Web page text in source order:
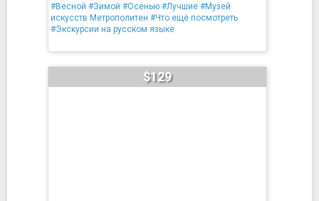
#Весной #Зимой #Осенью #Лучшие #Музей
искусств Метрополитен #Что ещё посмотреть
#Экскурсии на русском языке
$129